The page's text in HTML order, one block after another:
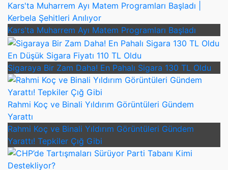
Kars'ta Muharrem Ayı Matem Programları Başladı |
Kerbela Şehitleri Anılıyor
Kars'ta Muharrem Ayı Matem Programları Başladı
En Düşük Sigara Fiyatı 110 TL Oldu
Sigaraya Bir Zam Daha! En Pahalı Sigara 130 TL Oldu
Rahmi Koç ve Binali Yıldırım Görüntüleri Gündem
Yarattı
Rahmi Koç ve Binali Yıldırım Görüntüleri Gündem
Yarattı! Tepkiler Çığ Gibi